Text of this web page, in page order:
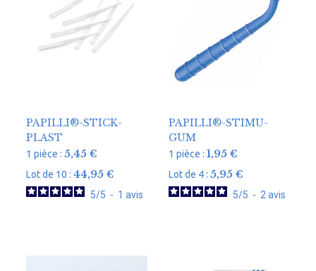
PAPILLI®-STICK-
PLAST
1 pièce :5,45€
Lot de 10 :44,95€
5/5 - 1avis
PAPILLI®-STIMU-
GUM
1 pièce : 1,95 €
Lot de 4 : 5,95 €
5/5 - 2avis